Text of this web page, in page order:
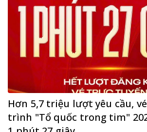
Hơn 5,7 triệu lượt yêu cầu,
trình "Tổ quốc trong tim"